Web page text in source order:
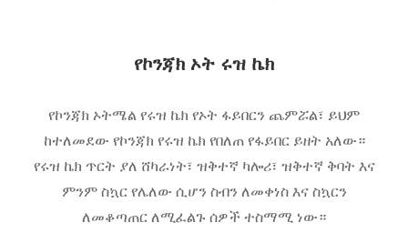
የኮንጃክ ኦት ሩዝ ኬክ
የኮንጃክ ኦትሜል የሩዝ ኬክ የኦት ፋይበርን ጨምሯል፣ ይህም
ከተለመደው የኮንጃክ የሩዝ ኬክ የበለጠ የፋይበር ይዘት አለው።
የሩዝ ኬክ ጥርት ያለ ሸካራነት፣ ዝቅተኛ ካሎሪ፣ ዝቅተኛ ቅባት እና
ምንም ስኳር የሌለው ሲሆን ስብን ለመቀነስ እና ስኳርን
ለመቆጣጠር ለሚፈልጉ ሰዎች ተስማሚ ነው።